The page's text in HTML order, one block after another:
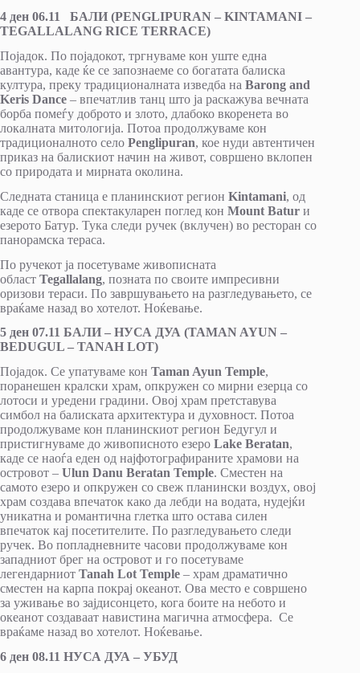
4 ден 06.11 БАЛИ (PENGLIPURAN – KINTAMANI –
TEGALLALANG RICE TERRACE)
Појадок. По појадокот, тргнуваме кон уште една
авантура, каде ќе се запознаеме со богатата балиска
култура, преку традиционалната изведба на Barong and
Keris Dance – впечатлив танц што ја раскажува вечната
борба помеѓу доброто и злото, длабоко вкоренета во
локалната митологија. Потоа продолжуваме кон
традиционалното село Penglipuran, кое нуди автентичен
приказ на балискиот начин на живот, совршено вклопен
со природата и мирната околина.
Следната станица е планинскиот регион Kintamani, од
каде се отвора спектакуларен поглед кон Mount Batur и
езерото Батур. Тука следи ручек (вклучен) во ресторан со
панорамска тераса.
По ручекот ја посетуваме живописната
област Tegallalang, позната по своите импресивни
оризови тераси. По завршувањето на разгледувањето, се
враќаме назад во хотелот. Ноќевање.
5 ден 07.11 БАЛИ – НУСА ДУА (TAMAN AYUN –
BEDUGUL – TANAH LOT)
Појадок. Се упатуваме кон Taman Ayun Temple,
поранешен кралски храм, опкружен со мирни езерца со
лотоси и уредени градини. Овој храм претставува
симбол на балиската архитектура и духовност. Потоа
продолжуваме кон планинскиот регион Бедугул и
пристигнуваме до живописното езеро Lake Beratan,
каде се наоѓа еден од најфотографираните храмови на
островот – Ulun Danu Beratan Temple. Сместен на
самото езеро и опкружен со свеж планински воздух, овој
храм создава впечаток како да лебди на водата, нудејќи
уникатна и романтична глетка што остава силен
впечаток кај посетителите. По разгледувањето следи
ручек. Во попладневните часови продолжуваме кон
западниот брег на островот и го посетуваме
легендарниот Tanah Lot Temple – храм драматично
сместен на карпа покрај океанот. Ова место е совршено
за уживање во зајдисонцето, кога боите на небото и
океанот создаваат навистина магична атмосфера. Се
враќаме назад во хотелот. Ноќевање.
6 ден 08.11 НУСА ДУА – УБУД